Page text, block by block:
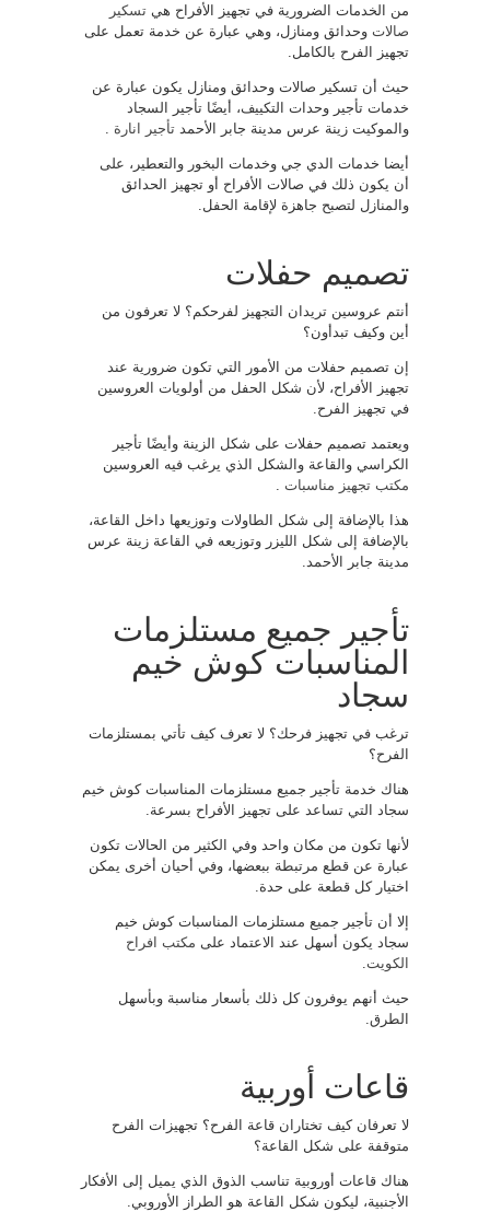
من الخدمات الضرورية في تجهيز الأفراح هي تسكير
صالات وحدائق ومنازل، وهي عبارة عن خدمة تعمل على
تجهيز الفرح بالكامل.
حيث أن تسكير صالات وحدائق ومنازل يكون عبارة عن
خدمات تأجير وحدات التكييف، أيضًا تأجير السجاد
والموكيت زينة عرس مدينة جابر الأحمد تأجير انارة
أيضا خدمات الدي جي وخدمات البخور والتعطير، على
أن يكون ذلك في صالات الأفراح أو تجهيز الحدائق
والمنازل لتصبح جاهزة لإقامة الحفل.
تصميم حفلات
أنتم عروسين تريدان التجهيز لفرحكم؟ لا تعرفون من
أين وكيف تبدأون؟
إن تصميم حفلات من الأمور التي تكون ضرورية عند
تجهيز الأفراح، لأن شكل الحفل من أولويات العروسين
في تجهيز الفرح.
ويعتمد تصميم حفلات على شكل الزينة وأيضًا تأجير
الكراسي والقاعة والشكل الذي يرغب فيه العروسين
مكتب تجهيز مناسبات
هذا بالإضافة إلى شكل الطاولات وتوزيعها داخل القاعة،
بالإضافة إلى شكل الليزر وتوزيعه في القاعة زينة عرس
مدينة جابر الأحمد.
تأجير جميع مستلزمات
المناسبات كوش خيم
سجاد
ترغب في تجهيز فرحك؟ لا تعرف كيف تأتي بمستلزمات
الفرح؟
هناك خدمة تأجير جميع مستلزمات المناسبات كوش خيم
سجاد التي تساعد على تجهيز الأفراح بسرعة.
لأنها تكون من مكان واحد وفي الكثير من الحالات تكون
عبارة عن قطع مرتبطة ببعضها، وفي أحيان أخرى يمكن
اختيار كل قطعة على حدة.
إلا أن تأجير جميع مستلزمات المناسبات كوش خيم
سجاد يكون أسهل عند الاعتماد على مكتب افراح
الكويت
حيث أنهم يوفرون كل ذلك بأسعار مناسبة وبأسهل
الطرق.
قاعات أوربية
لا تعرفان كيف تختاران قاعة الفرح؟ تجهيزات الفرح
متوقفة على شكل القاعة؟
هناك قاعات أوروبية تناسب الذوق الذي يميل إلى الأفكار
الأجنبية، ليكون شكل القاعة هو الطراز الأوروبي.